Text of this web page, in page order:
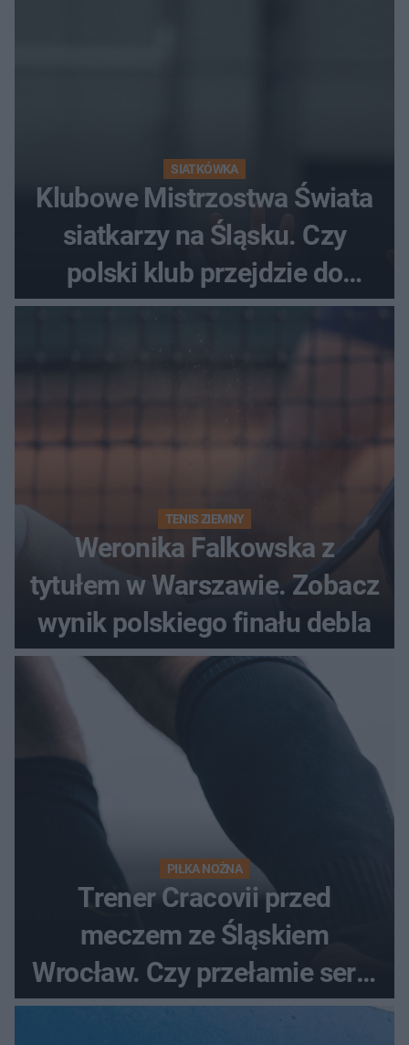
SIATKÓWKA
Klubowe Mistrzostwa Świata
siatkarzy na Śląsku. Czy
polski klub przejdzie do
historii
TENIS ZIEMNY
Weronika Falkowska z
tytułem w Warszawie. Zobacz
wynik polskiego finału debla
PIŁKA NOŻNA
Trener Cracovii przed
meczem ze Śląskiem
Wrocław. Czy przełamie serię
bez wygranej?